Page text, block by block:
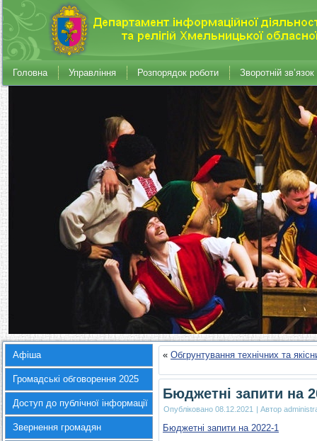
Головна Управління Розпорядок роботи Зворотній зв’язок
Афіша
Громадські обговорення 2025
Доступ до публічної інформації
Звернення громадян
« Обгрунтування технічних та
Бюджетні запити на
Опубліковано 08.12.2021 | Автор
Бюджетні запити на 2022-1